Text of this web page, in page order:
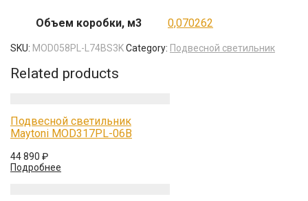
Объем коробки, м3 0,070262
SKU: MOD058PL-L74BS3KCategory: Подвесной светильник
Related products
Подвесной светильник
Maytoni MOD317PL-06B
44 890 ₽
Подробнее